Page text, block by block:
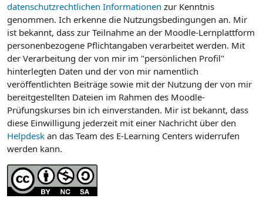
datenschutzrechtlichen Informationen zur Kenntnis
genommen. Ich erkenne die Nutzungsbedingungen an. Mir
ist bekannt, dass zur Teilnahme an der Moodle-Lernplattform
personenbezogene Pflichtangaben verarbeitet werden. Mit
der Verarbeitung der von mir im "persönlichen Profil"
hinterlegten Daten und der von mir namentlich
veröffentlichten Beiträge sowie mit der Nutzung der von mir
bereitgestellten Dateien im Rahmen des Moodle-
Prüfungskurses bin ich einverstanden. Mir ist bekannt, dass
diese Einwilligung jederzeit mit einer Nachricht über den
Helpdesk an das Team des E-Learning Centers widerrufen
werden kann.